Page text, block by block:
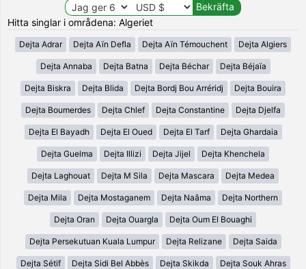
Hitta singlar i områdena: Algeriet
Dejta Adrar Dejta Aïn Defla Dejta Aïn Témouchent Dejta Algiers
Dejta Annaba Dejta Batna Dejta Béchar Dejta Béjaïa
Dejta Biskra Dejta Blida Dejta Bordj Bou Arréridj Dejta Bouira
Dejta Boumerdes Dejta Chlef Dejta Constantine Dejta Djelfa
Dejta El Bayadh Dejta El Oued Dejta El Tarf Dejta Ghardaia
Dejta Guelma Dejta Illizi Dejta Jijel Dejta Khenchela
Dejta Laghouat Dejta M Sila Dejta Mascara Dejta Medea
Dejta Mila Dejta Mostaganem Dejta Naâma Dejta Northern
Dejta Oran Dejta Ouargla Dejta Oum El Bouaghi
Dejta Persekutuan Kuala Lumpur Dejta Relizane Dejta Saida
Dejta Sétif Dejta Sidi Bel Abbès Dejta Skikda Dejta Souk Ahras